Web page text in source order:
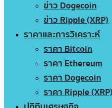
ข่าว Dogecoin
ข่าว Ripple (XRP)
ราคาและการวิเคราะห์
ราคา Bitcoin
ราคา Ethereum
ราคา Dogecoin
ราคา Ripple